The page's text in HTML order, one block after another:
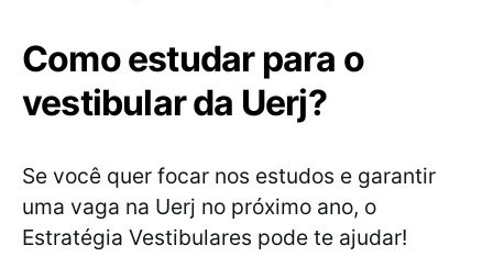
Como estudar para o
vestibular da Uerj?
Se você quer focar nos estudos e garantir
uma vaga na Uerj no próximo ano, o
Estratégia Vestibulares pode te ajudar!